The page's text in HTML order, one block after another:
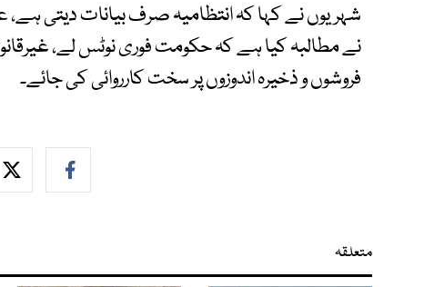
شہریوں نے کہا کہ انتظامیہ صرف بیانات دیتی ہے،
نے مطالبہ کیا ہے کہ حکومت فوری نوٹس لے،
فروشوں و ذخیرہ اندوزوں پر سخت کارروائی کی جائے۔
متعلقہ